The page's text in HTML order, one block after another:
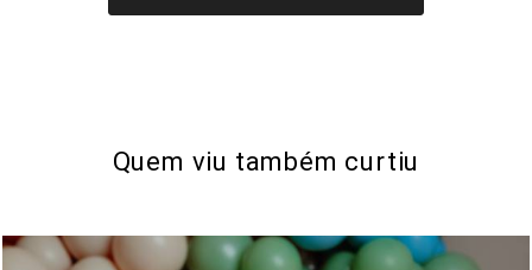
Quem viu também curtiu